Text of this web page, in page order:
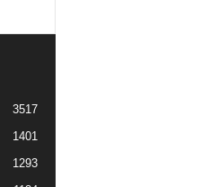
3517
1401
1293